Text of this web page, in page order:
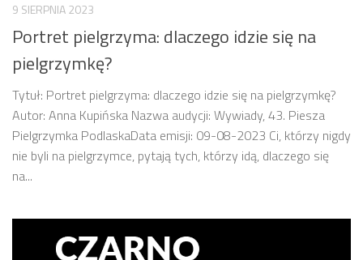
9 SIERPNIA 2023
Portret pielgrzyma: dlaczego idzie się na
pielgrzymkę?
Tytuł: Portret pielgrzyma: dlaczego idzie się na pielgrzymkę?
Autor: Anna Kupińska Nazwa audycji: Wywiady, 43. Piesza
Pielgrzymka PodlaskaData emisji: 09-08-2023 Ci, którzy nigdy
nie byli na pielgrzymce, pytają tych, którzy idą, dlaczego się
na...